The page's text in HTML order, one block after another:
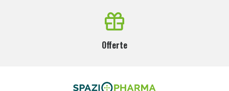
Offerte